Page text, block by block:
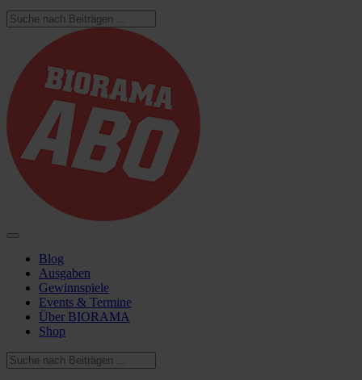
Blog
Ausgaben
Gewinnspiele
Events & Termine
Über BIORAMA
Shop